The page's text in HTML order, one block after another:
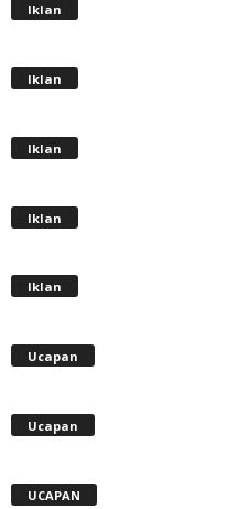
Iklan
Iklan
Iklan
Iklan
Iklan
Ucapan
Ucapan
UCAPAN